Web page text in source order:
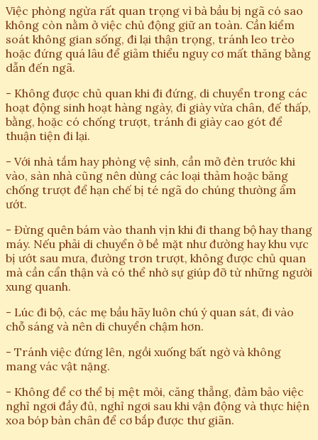
Việc phòng ngừa rất quan trọng vì bà bầu bị ngã có sao
không còn nằm ở việc chủ động giữ an toàn. Cần kiểm
soát không gian sống, đi lại thận trọng, tránh leo trèo
hoặc đứng quá lâu để giảm thiểu nguy cơ mất thăng bằng
dẫn đến ngã.
- Không được chủ quan khi đi đứng, di chuyển trong các
hoạt động sinh hoạt hàng ngày, đi giày vừa chân, đế thấp,
bằng, hoặc có chống trượt, tránh đi giày cao gót để
thuận tiện đi lại.
- Với nhà tắm hay phòng vệ sinh, cần mở đèn trước khi
vào, sàn nhà cũng nên dùng các loại thảm hoặc băng
chống trượt để hạn chế bị té ngã do chúng thường ẩm
ướt.
- Đừng quên bám vào thanh vịn khi đi thang bộ hay thang
máy. Nếu phải di chuyển ở bề mặt như đường hay khu vực
bị ướt sau mưa, đường trơn trượt, không được chủ quan
mà cần cẩn thận và có thể nhờ sự giúp đỡ từ những người
xung quanh.
- Lúc đi bộ, các mẹ bầu hãy luôn chú ý quan sát, đi vào
chỗ sáng và nên di chuyển chậm hơn.
- Tránh việc đứng lên, ngồi xuống bất ngờ và không
mang vác vật nặng.
- Không để cơ thể bị mệt mỏi, căng thẳng, đảm bảo việc
nghỉ ngơi đầy đủ, nghỉ ngơi sau khi vận động và thực hiện
xoa bóp bàn chân để cơ bắp được thư giãn.